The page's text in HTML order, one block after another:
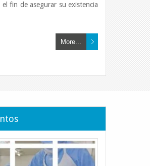
estratégicos
fin de asegurar su existencia
More...